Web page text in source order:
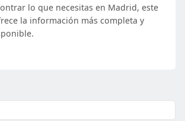
lo que necesitas en Madrid, este
la información más completa y